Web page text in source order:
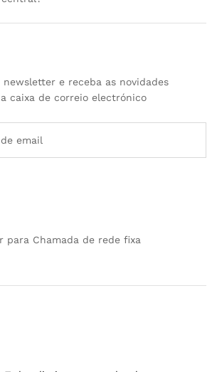
newsletter e receba as novidades
caixa de correio electrónico
para Chamada de rede fixa